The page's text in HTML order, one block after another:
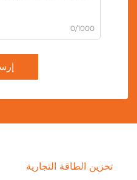
0/1000
تخزين الطاقة التجارية